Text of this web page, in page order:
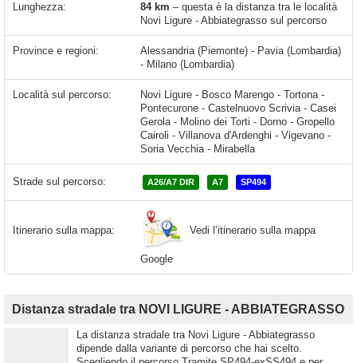
Lunghezza: 84 km – questa è la distanza tra le località
Novi Ligure - Abbiategrasso sul percorso
Province e regioni:
Alessandria (Piemonte) - Pavia (Lombardia)
- Milano (Lombardia)
Località sul percorso:
Novi Ligure - Bosco Marengo - Tortona -
Pontecurone - Castelnuovo Scrivia - Casei
Gerola - Molino dei Torti - Dorno - Gropello
Cairoli - Villanova d'Ardenghi - Vigevano -
Soria Vecchia - Mirabella
Strade sul percorso: A26/A7 DIR A7 SP494
Itinerario sulla mappa: Vedi l’itinerario sulla mappa
Google
Distanza stradale tra NOVI LIGURE - ABBIATEGRASSO
La distanza stradale tra Novi Ligure - Abbiategrasso
dipende dalla variante di percorso che hai scelto.